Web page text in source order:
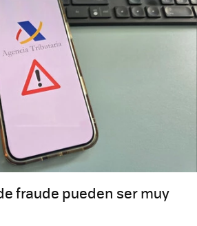
fraude pueden ser muy